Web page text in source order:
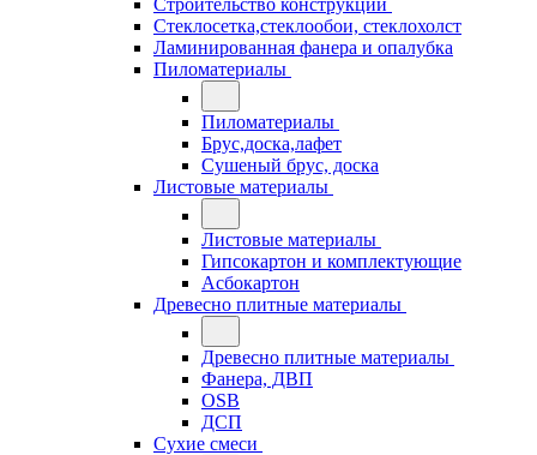
Строительство конструкций
Стеклосетка,стеклообои, стеклохолст
Ламинированная фанера и опалубка
Пиломатериалы
Пиломатериалы
Брус,доска,лафет
Сушеный брус, доска
Листовые материалы
Листовые материалы
Гипсокартон и комплектующие
Асбокартон
Древесно плитные материалы
Древесно плитные материалы
Фанера, ДВП
OSB
ДСП
Сухие смеси